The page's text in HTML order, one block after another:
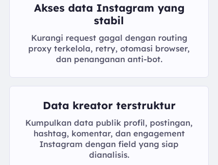
Akses data Instagram yang
stabil
Kurangi request gagal dengan routing
proxy terkelola, retry, otomasi browser,
dan penanganan anti-bot.
Data kreator terstruktur
Kumpulkan data publik profil, postingan,
hashtag, komentar, dan engagement
Instagram dengan field yang siap
dianalisis.